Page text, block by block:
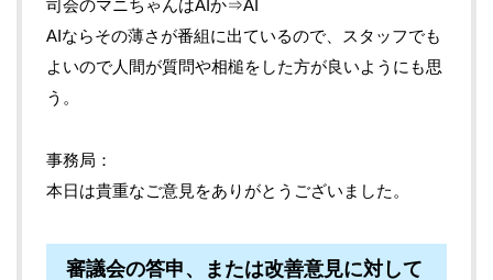
司会のマニちゃんはAIか⇒AI
AIならその薄さが番組に出ているので、スタッフでも
よいので人間が質問や相槌をした方が良いようにも思
う。
事務局
本日は貴重なご意見をありがとうございました。
審議会の答申、または改善意見に対して